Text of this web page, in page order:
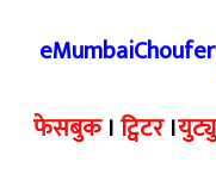
फेसबुक।ट्विटर।